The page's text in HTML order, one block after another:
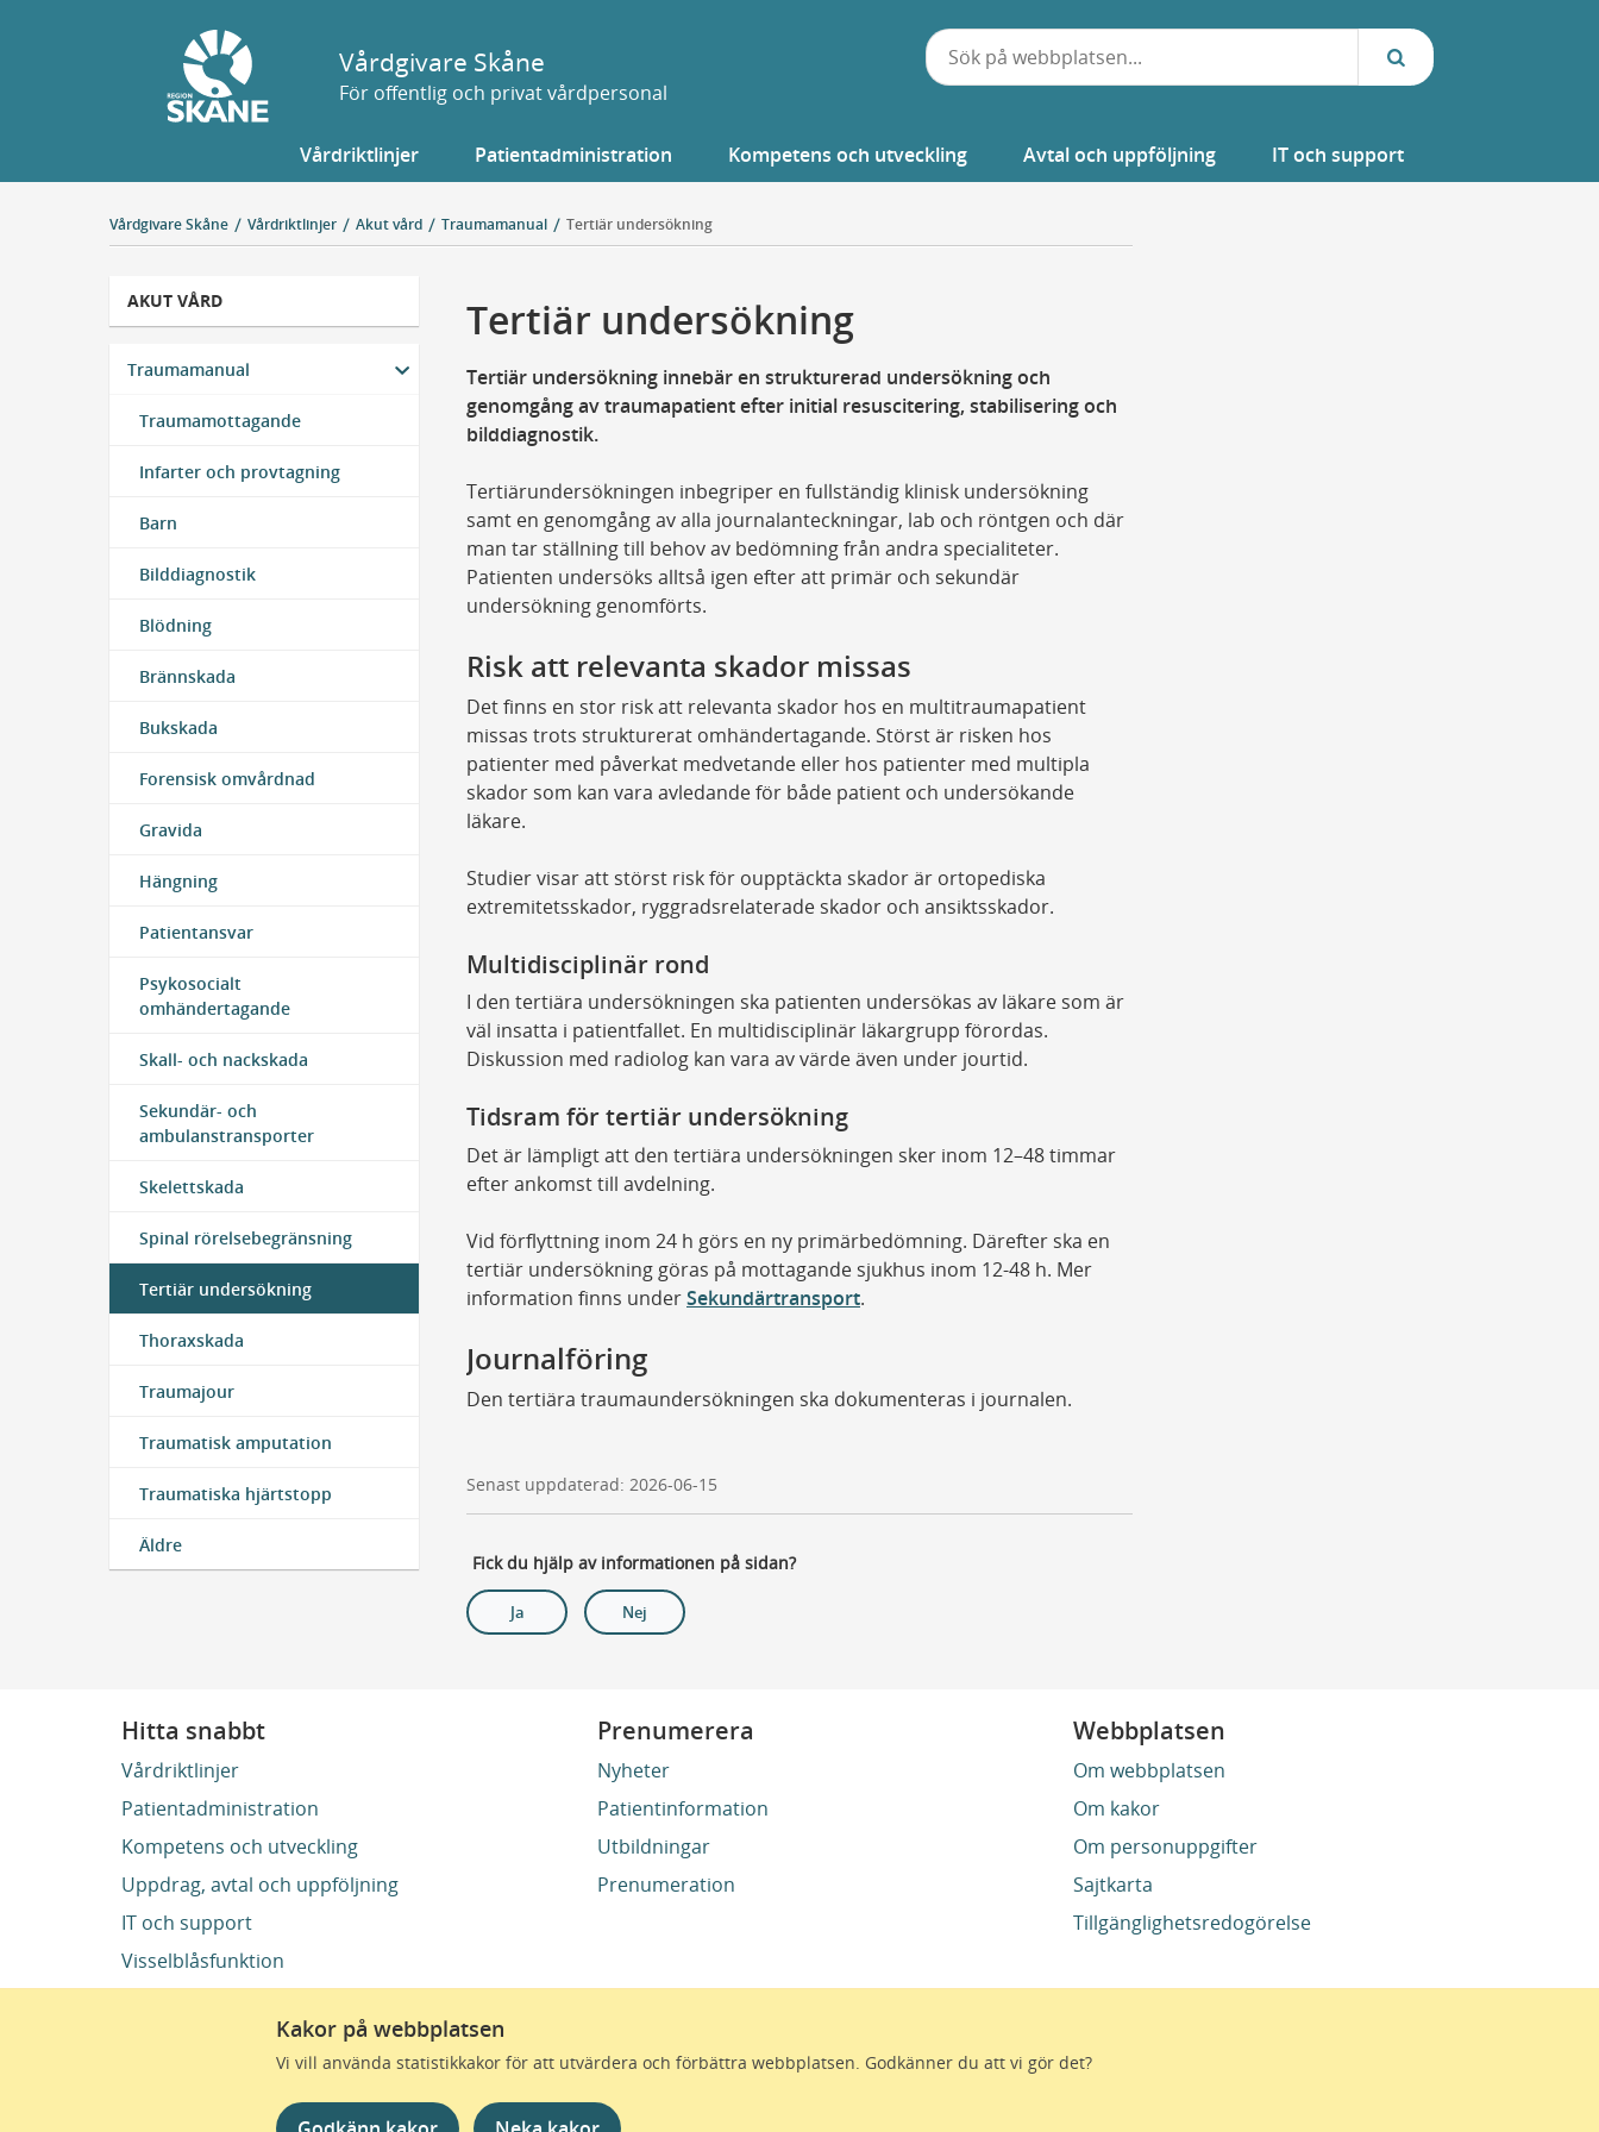
Kakor på webbplatsen
Vi vill använda statistikkakor för att utvärdera och förbättra webbplatsen. Godkänner du att vi gör det?
Vårdgivare Skåne
För offentlig och privat vårdpersonal
Vårdriktlinjer Patientadministration Kompetens och utveckling Avtal och uppföljning IT och support
Vårdgivare Skåne Vårdriktlinjer Akut vård Traumamanual Tertiär undersökning
AKUT VÅRD
Traumamanual
Traumamottagande
Infarter och provtagning
Barn
Bilddiagnostik
Blödning
Brännskada
Bukskada
Forensisk omvårdnad
Gravida
Hängning
Patientansvar
Psykosocialt
omhändertagande
Skall- och nackskada
Sekundär- och
ambulanstransporter
Skelettskada
Spinal rörelsebegränsning
Tertiär undersökning
Thoraxskada
Traumajour
Traumatisk amputation
Traumatiska hjärtstopp
Äldre
Tertiär undersökning
Tertiär undersökning innebär en strukturerad undersökning och
genomgång av traumapatient efter initial resuscitering, stabilisering och
bilddiagnostik.
Tertiärundersökningen inbegriper en fullständig klinisk undersökning
samt en genomgång av alla journalanteckningar, lab och röntgen och där
man tar ställning till behov av bedömning från andra specialiteter.
Patienten undersöks alltså igen efter att primär och sekundär
undersökning genomförts.
Risk att relevanta skador missas
Det finns en stor risk att relevanta skador hos en multitraumapatient
missas trots strukturerat omhändertagande. Störst är risken hos
patienter med påverkat medvetande eller hos patienter med multipla
skador som kan vara avledande för både patient och undersökande
läkare.
Studier visar att störst risk för oupptäckta skador är ortopediska
extremitetsskador, ryggradsrelaterade skador och ansiktsskador.
Multidisciplinär rond
I den tertiära undersökningen ska patienten undersökas av läkare som är
väl insatta i patientfallet. En multidisciplinär läkargrupp förordas.
Diskussion med radiolog kan vara av värde även under jourtid.
Tidsram för tertiär undersökning
Det är lämpligt att den tertiära undersökningen sker inom 12–48 timmar
efter ankomst till avdelning.
Vid förflyttning inom 24 h görs en ny primärbedömning. Därefter ska en
tertiär undersökning göras på mottagande sjukhus inom 12-48 h. Mer
information finns underSekundärtransport.
Journalföring
Den tertiära traumaundersökningen ska dokumenteras i journalen.
Senast uppdaterad: 2026-06-15
Fick du hjälp av informationen på sidan?
Ja Nej
Hitta snabbt
Vårdriktlinjer
Patientadministration
Kompetens och utveckling
Uppdrag, avtal och uppföljning
IT och support
Visselblåsfunktion
Prenumerera
Nyheter
Patientinformation
Utbildningar
Prenumeration
Webbplatsen
Om webbplatsen
Om kakor
Om personuppgifter
Sajtkarta
Tillgänglighetsredogörelse
omtanke skapas de bästa förutsättningar för ett hälsosamt liv – inom näringsliv, kollektivtrafik, kultur och hälso- och